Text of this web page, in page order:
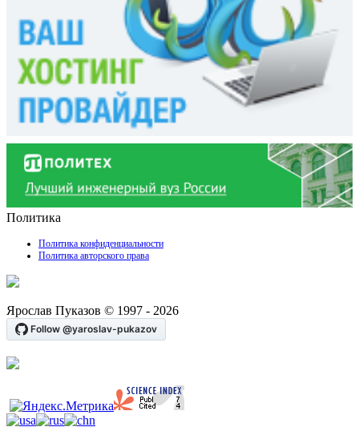
Политика
Политика конфиденциальности
Политика авторского права
Ярослав Пуказов © 1997 - 2026